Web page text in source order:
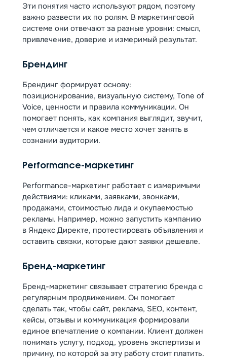
Эти понятия часто используют рядом, поэтому
важно развести их по ролям. В маркетинговой
системе они отвечают за разные уровни: смысл,
привлечение, доверие и измеримый результат.
Брендинг
Брендинг формирует основу:
позиционирование, визуальную систему, Tone of
Voice, ценности и правила коммуникации. Он
помогает понять, как компания выглядит, звучит,
чем отличается и какое место хочет занять в
сознании аудитории.
Performance-маркетинг
Performance-маркетинг работает с измеримыми
действиями: кликами, заявками, звонками,
продажами, стоимостью лида и окупаемостью
рекламы. Например, можно запустить кампанию
в Яндекс Директе, протестировать объявления и
оставить связки, которые дают заявки дешевле.
Бренд-маркетинг
Бренд-маркетинг связывает стратегию бренда с
регулярным продвижением. Он помогает
сделать так, чтобы сайт, реклама, SEO, контент,
кейсы, отзывы и коммуникация формировали
единое впечатление о компании. Клиент должен
понимать услугу, подход, уровень экспертизы и
причину, по которой за эту работу стоит платить.